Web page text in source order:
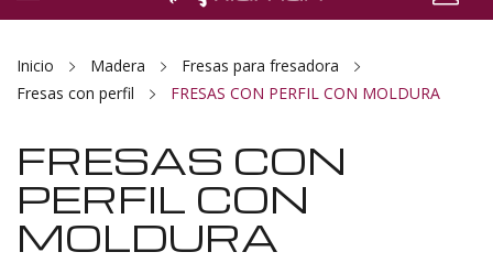
Inicio Madera
Fresas para fresadora
Fresas con perfil
FRESAS CON PERFIL CON MOLDURA
FRESAS CON
PERFIL CON
MOLDURA